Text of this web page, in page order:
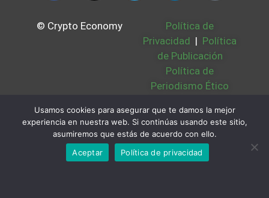
© Crypto Economy
Política de
Privacidad | Política
de Publicación
Política de
Periodismo Ético
Bases Legales |
Partners | Sobre
Nosotros
Usamos cookies para asegurar que te damos la mejor
experiencia en nuestra web. Si continúas usando este sitio,
asumiremos que estás de acuerdo con ello.
Aceptar
Política de privacidad